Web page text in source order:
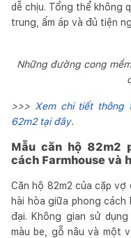
dễ chịu. Tổng thể không
trung, ấm áp và đủ tiện
Những đường cong
>>> Xem chi tiết thông
62m2 tại đây.
Mẫu căn hộ 82m2
cách Farmhouse và
Căn hộ 82m2 của cặp
hài hòa giữa phong cách
đại. Không gian sử
màu be, gỗ nâu và một